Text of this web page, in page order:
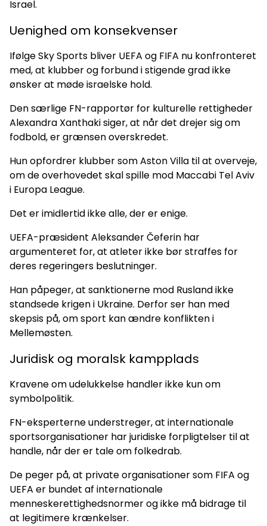
Israel.
Uenighed om konsekvenser
Ifølge Sky Sports bliver UEFA og FIFA nu konfronteret
med, at klubber og forbund i stigende grad ikke
ønsker at møde israelske hold.
Den særlige FN-rapportør for kulturelle rettigheder
Alexandra Xanthaki siger, at når det drejer sig om
fodbold, er grænsen overskredet.
Hun opfordrer klubber som Aston Villa til at overveje,
om de overhovedet skal spille mod Maccabi Tel Aviv
i Europa League.
Det er imidlertid ikke alle, der er enige.
UEFA-præsident Aleksander Čeferin har
argumenteret for, at atleter ikke bør straffes for
deres regeringers beslutninger.
Han påpeger, at sanktionerne mod Rusland ikke
standsede krigen i Ukraine. Derfor ser han med
skepsis på, om sport kan ændre konflikten i
Mellemøsten.
Juridisk og moralsk kampplads
Kravene om udelukkelse handler ikke kun om
symbolpolitik.
FN-eksperterne understreger, at internationale
sportsorganisationer har juridiske forpligtelser til at
handle, når der er tale om folkedrab.
De peger på, at private organisationer som FIFA og
UEFA er bundet af internationale
menneskerettighedsnormer og ikke må bidrage til
at legitimere krænkelser.